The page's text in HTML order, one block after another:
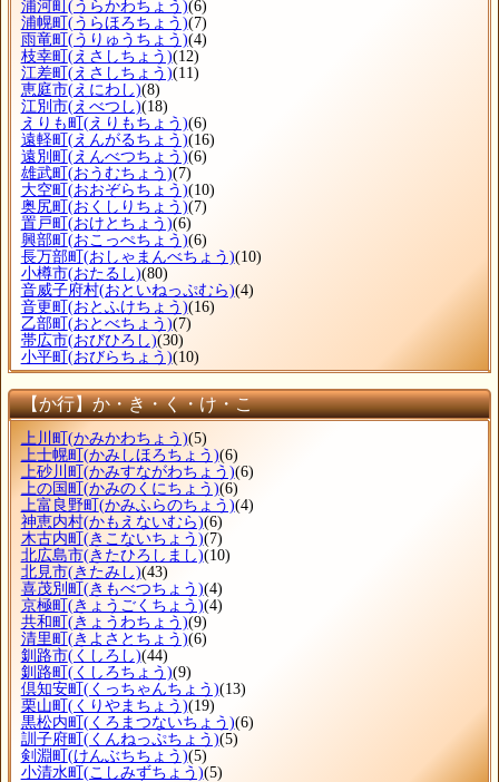
浦河町 (うらかわちょう)(6)
浦幌町 (うらほろちょう)(7)
雨竜町 (うりゅうちょう)(4)
枝幸町 (えさしちょう)(12)
江差町 (えさしちょう)(11)
恵庭市(えにわし)(8)
江別市(えべつし)(18)
えりも町 (えりもちょう)(6)
遠軽町 (えんがるちょう)(16)
遠別町 (えんべつちょう)(6)
雄武町 (おうむちょう)(7)
大空町 (おおぞらちょう)(10)
奥尻町 (おくしりちょう)(7)
置戸町 (おけとちょう)(6)
興部町 (おこっぺちょう)(6)
長万部町 (おしゃまんべちょう)(10)
小樽市(おたるし)(80)
音威子府村(おといねっぷむら)(4)
音更町 (おとふけちょう)(16)
乙部町 (おとべちょう)(7)
帯広市(おびひろし)(30)
小平町 (おびらちょう)(10)
【か行】か・き・く・け・こ
上川町 (かみかわちょう)(5)
上士幌町 (かみしほろちょう)(6)
上砂川町 (かみすながわちょう)(6)
上の国町 (かみのくにちょう)(6)
上富良野町 (かみふらのちょう)(4)
神恵内村(かもえないむら)(6)
木古内町 (きこないちょう)(7)
北広島市(きたひろしまし)(10)
北見市(きたみし)(43)
喜茂別町 (きもべつちょう)(4)
京極町 (きょうごくちょう)(4)
共和町 (きょうわちょう)(9)
清里町 (きよさとちょう)(6)
釧路市(くしろし)(44)
釧路町 (くしろちょう)(9)
倶知安町 (くっちゃんちょう)(13)
栗山町 (くりやまちょう)(19)
黒松内町 (くろまつないちょう)(6)
訓子府町 (くんねっぷちょう)(5)
剣淵町 (けんぶちちょう)(5)
小清水町 (こしみずちょう)(5)